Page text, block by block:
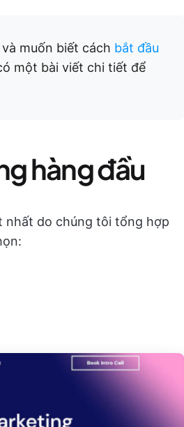
muốn biết cách bắt đầu
một bài viết chi tiết để
hàng đầu
nhất do chúng tôi tổng hợp